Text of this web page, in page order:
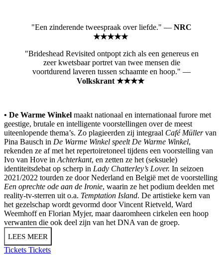
"Een zinderende tweespraak over liefde." — NRC
★★★★★
"Brideshead Revisited ontpopt zich als een genereus en
zeer kwetsbaar portret van twee mensen die
voortdurend laveren tussen schaamte en hoop."⁠ —
Volkskrant ★★★★ ⁠
• De Warme Winkel maakt nationaal en internationaal furore met
geestige, brutale en intelligente voorstellingen over de meest
uiteenlopende thema’s. Zo plagieerden zij integraal Café Müllervan
Pina Bausch in De Warme Winkel speelt De Warme Winkel,
rekenden ze af met het repertoiretoneel tijdens een voorstelling van
Ivo van Hove in Achterkant, en zetten ze het (seksuele)
identiteitsdebat op scherp in Lady Chatterley’s Lover. In seizoen
2021/2022 tourden ze door Nederland en België met de voorstelling
Een oprechte ode aan de Ironie, waarin ze het podium deelden met
reality-tv-sterren uit o.a. Temptation Island. De artistieke kern van
het gezelschap wordt gevormd door Vincent Rietveld, Ward
Weemhoff en Florian Myjer, maar daaromheen cirkelen een hoop
verwanten die ook deel zijn van het DNA van de groep.
LEES MEER
Tickets Tickets